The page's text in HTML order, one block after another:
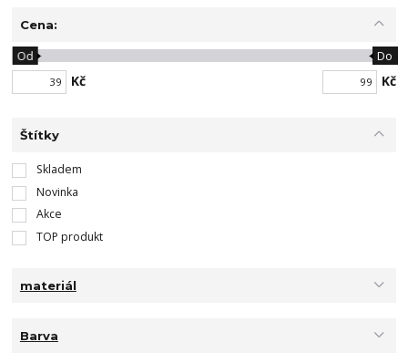
Cena:
Kč
Od Do
Kč
Štítky
Skladem
Novinka
Akce
TOP produkt
materiál
Barva